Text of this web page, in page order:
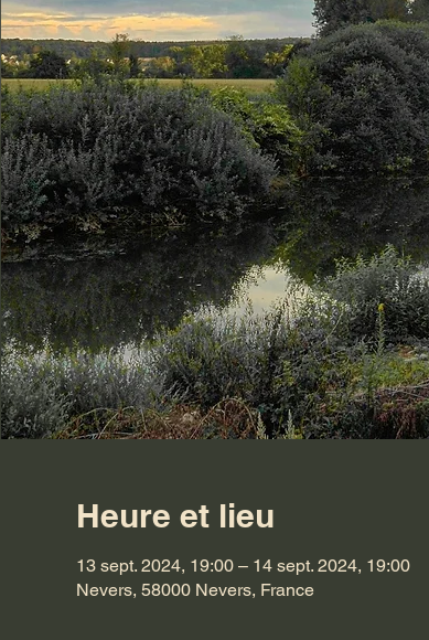
Heure et lieu
13 sept. 2024, 19:00 – 14 sept. 2024, 19:00
Nevers, 58000 Nevers, France